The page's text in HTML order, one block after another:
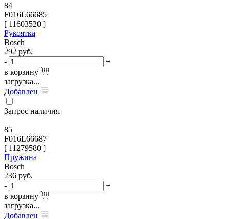
84
F016L66685
[ 11603520 ]
Рукоятка
Bosch
292 руб.
-
+
в корзину
загрузка...
Добавлен
Запрос наличия
85
F016L66687
[ 11279580 ]
Пружина
Bosch
236 руб.
-
+
в корзину
загрузка...
Добавлен